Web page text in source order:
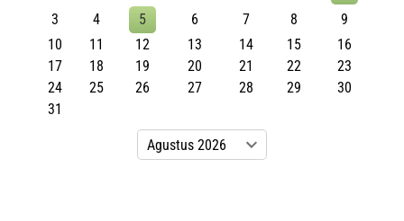
3
4 5 6 7 8
9
10
11 12 13 14 15
16
17
18 19 20 21 22
23
24
25 26 27 28 29
30
31